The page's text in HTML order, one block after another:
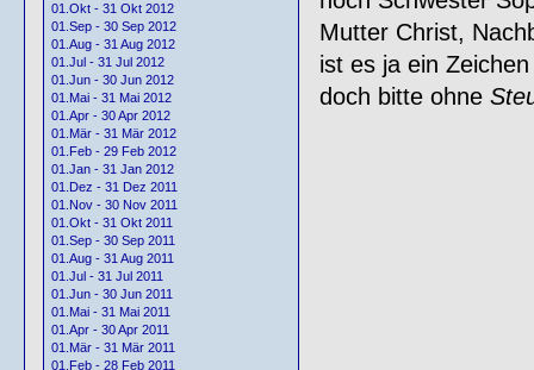
01.Okt - 31 Okt 2012
01.Sep - 30 Sep 2012
01.Aug - 31 Aug 2012
01.Jul - 31 Jul 2012
01.Jun - 30 Jun 2012
01.Mai - 31 Mai 2012
01.Apr - 30 Apr 2012
01.Mär - 31 Mär 2012
01.Feb - 29 Feb 2012
01.Jan - 31 Jan 2012
01.Dez - 31 Dez 2011
01.Nov - 30 Nov 2011
01.Okt - 31 Okt 2011
01.Sep - 30 Sep 2011
01.Aug - 31 Aug 2011
01.Jul - 31 Jul 2011
01.Jun - 30 Jun 2011
01.Mai - 31 Mai 2011
01.Apr - 30 Apr 2011
01.Mär - 31 Mär 2011
01.Feb - 28 Feb 2011
Mutter Christ,
ist es ja ein
doch bitte ohne